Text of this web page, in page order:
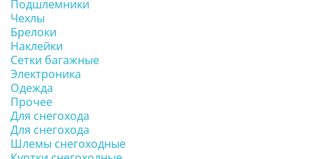
Подшлемники
Чехлы
Брелоки
Наклейки
Сетки багажные
Электроника
Одежда
Прочее
Для снегохода
Для снегохода
Шлемы снегоходные